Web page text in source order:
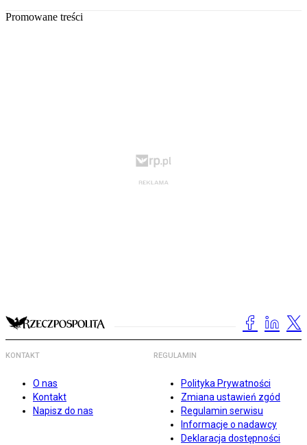
Promowane treści
KONTAKT
O nas
Kontakt
Napisz do nas
REGULAMIN
Polityka Prywatności
Zmiana ustawień zgód
Regulamin serwisu
Informacje o nadawcy
Deklaracja dostępności